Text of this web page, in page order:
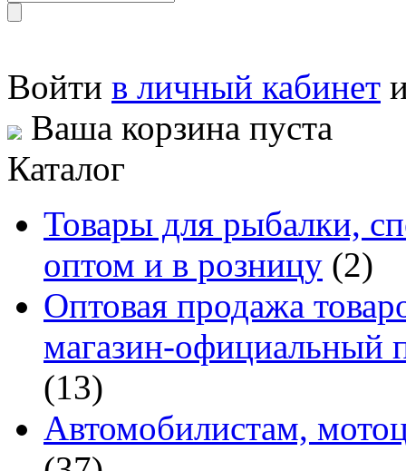
Войти в личный кабинет
Ваша корзина пуста
Каталог
Товары для рыбалки,
оптом и в розницу (2)
Оптовая продажа
магазин-официальный
(13)
Автомобилистам,